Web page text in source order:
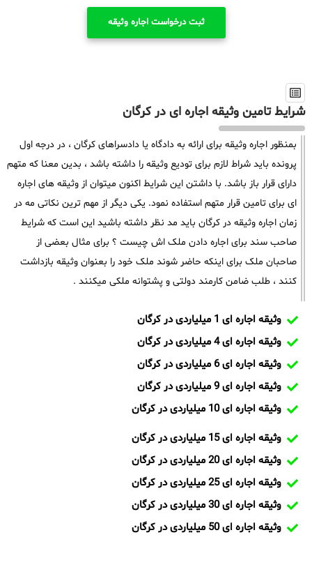
ثبت درخواست اجاره وثیقه
شرایط تامین وثیقه اجاره ای در کرگان
بمنظور اجاره وثیقه برای ارائه به دادگاه یا دادسراهای کرگان ، در درجه اول
پرونده باید شراط لازم برای تودیع وثیقه را داشته باشد ، بدین معنا که متهم
دارای قرار باز باشد. با داشتن این شرایط اکنون میتوان از وثیقه های اجاره
ای برای تامین قرار متهم استفاده نمود. یکی دیگر از مهم ترین نکاتی مه در
زمان اجاره وثیقه در کرگان باید مد نظر داشته باشید این است که شرایط
صاحب سند برای اجاره دادن ملک اش چیست ؟ برای مثال بعضی از
صاحبان ملک برای اینکه حاضر شوند ملک خود را بعنوان وثیقه بازداشت
کنند ، طلب ضامن کارمند دولتی و پشتوانه ملکی میکنند .
وثیقه اجاره ای 1 میلیاردی در کرگان
وثیقه اجاره ای 4 میلیاردی در کرگان
وثیقه اجاره ای 6 میلیاردی در کرگان
وثیقه اجاره ای 9 میلیاردی در کرگان
وثیقه اجاره ای 10 میلیاردی در کرگان
وثیقه اجاره ای 15 میلیاردی در کرگان
وثیقه اجاره ای 20 میلیاردی در کرگان
وثیقه اجاره ای 25 میلیاردی در کرگان
وثیقه اجاره ای 30 میلیاردی در کرگان
وثیقه اجاره ای 50 میلیاردی در کرگان